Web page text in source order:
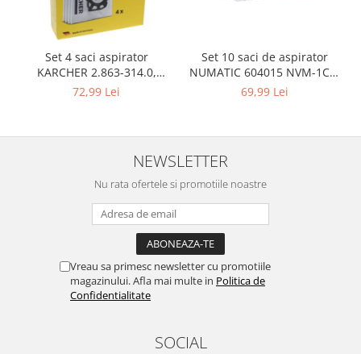
Accesorii aparate de ras electrice
Accesorii aparate hair styling
Aparate & Accesorii ingrijire
personala
Aparate cosmetice
Consumabile sanitare
Cosmetice si produse ingrijire
Jucarii, Copii & Bebe
Hrana bebelusi
Igiena si ingrijire
Jucarii si Jocuri
Set 4 saci aspirator
KARCHER 2.863-314.0,
compatibil cu WD, KWD, SE
72,99 Lei
Set 10 saci de aspirator
NUMATIC 604015 NVM-1CH,
9L
69,99 Lei
NEWSLETTER
Nu rata ofertele si promotiile noastre
Vreau sa primesc newsletter cu promotiile
magazinului. Afla mai multe in Politica de
Confidentialitate
SOCIAL